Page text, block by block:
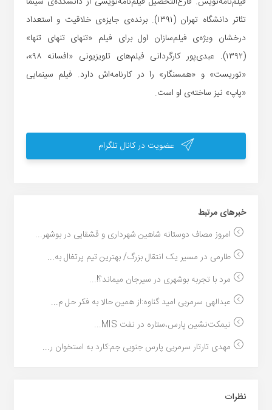
تئاتر دانشگاه تهران (۱۳۹۱). برنده‌ی جایزه‌ی خلاقیت و استعداد
درخشان ویژه‌ی فیلم‌سازان اول برای فیلم «تنهای تنهای تنها»
(۱۳۹۲). عبدی‌پور کارگردانی فیلم‌های تلویزیونی «افسانه ۹۸»،
«توریست» و «همسنگار» را در کارنامه‌اش دارد. فیلم سینمایی
«پاپ» نیز ساخته‌ی او است.
عضویت در کانال تلگرام
خبر‌های مرتبط
امروز مصاف دوستانه شاهین شهرداری و قشقایی در بوشهر...
طارمی در مسیر یک انتقال بزرگ/ بهترین تیم پرتغال به...
مرد با تجربه بوشهری در سیرجان میماند؟!...
عبدالهی سرمربی امید گناوه:از همین حالا به فکر حل م...
نیمکت‌نشین پارس،ستاره در نفت MIS...
مهدی تارتار سرمربی پارس جنوبی جم:کارد به استخوان ر...
نظرات